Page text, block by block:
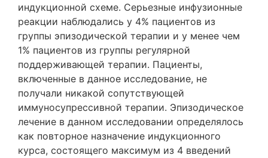
индукционной схеме. Серьезные инфузионные
реакции наблюдались у 4% пациентов из
группы эпизодической терапии и у менее чем
1% пациентов из группы регулярной
поддерживающей терапии. Пациенты,
включенные в данное исследование, не
получали никакой сопутствующей
иммуносупрессивной терапии. Эпизодическое
лечение в данном исследовании определялось
как повторное назначение индукционного
курса, состоящего максимум из 4 введений